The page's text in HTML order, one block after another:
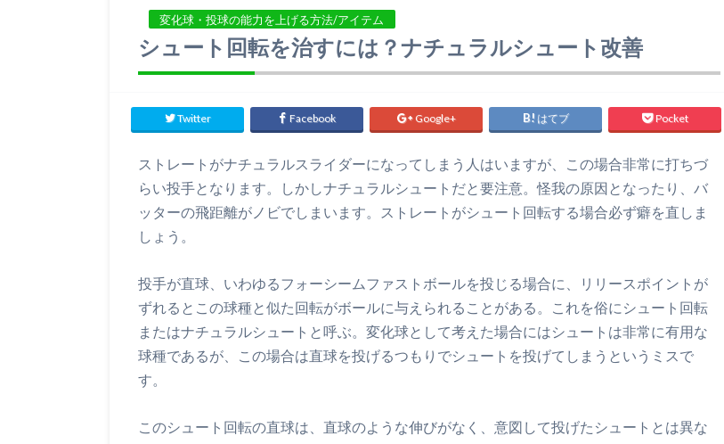
変化球・投球の能力を上げる方法/アイテム
シュート回転を治すには？ナチュラルシュート改善
Twitter Facebook Google+ はてブ Pocket
ストレートがナチュラルスライダーになってしまう人はいますが、この場合非常に打ちづ
らい投手となります。しかしナチュラルシュートだと要注意。怪我の原因となったり、バ
ッターの飛距離がノビでしまいます。ストレートがシュート回転する場合必ず癖を直しま
しょう。
投手が直球、いわゆるフォーシームファストボールを投じる場合に、リリースポイントが
ずれるとこの球種と似た回転がボールに与えられることがある。これを俗にシュート回転
またはナチュラルシュートと呼ぶ。変化球として考えた場合にはシュートは非常に有用な
球種であるが、この場合は直球を投げるつもりでシュートを投げてしまうというミスで
す。
このシュート回転の直球は、直球のような伸びがなく、意図して投げたシュートとは異な